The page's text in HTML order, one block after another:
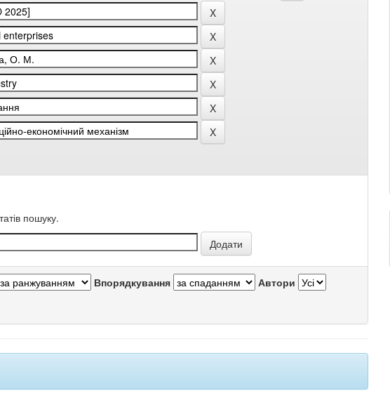
пошуку.
Впорядкування Автори